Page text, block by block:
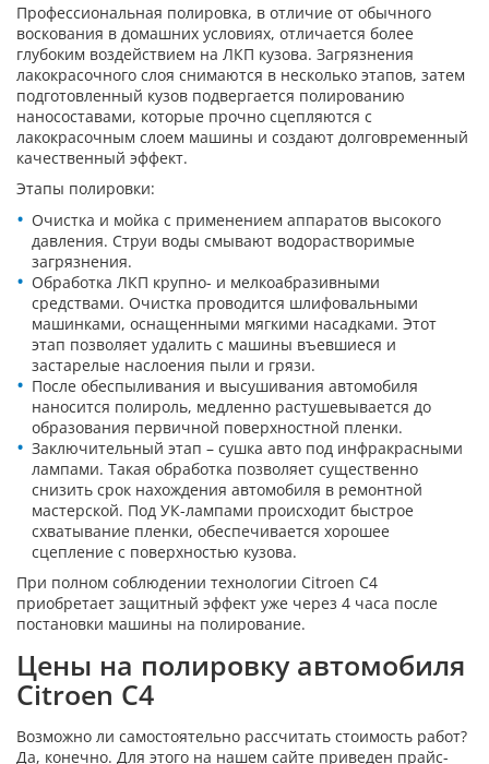
Профессиональная полировка, в отличие от обычного
воскования в домашних условиях, отличается более
глубоким воздействием на ЛКП кузова. Загрязнения
лакокрасочного слоя снимаются в несколько этапов, затем
подготовленный кузов подвергается полированию
наносоставами, которые прочно сцепляются с
лакокрасочным слоем машины и создают долговременный
качественный эффект.
Этапы полировки:
Очистка и мойка с применением аппаратов высокого
давления. Струи воды смывают водорастворимые
загрязнения.
Обработка ЛКП крупно- и мелкоабразивными
средствами. Очистка проводится шлифовальными
машинками, оснащенными мягкими насадками. Этот
этап позволяет удалить с машины въевшиеся и
застарелые наслоения пыли и грязи.
После обеспыливания и высушивания автомобиля
наносится полироль, медленно растушевывается до
образования первичной поверхностной пленки.
Заключительный этап – сушка авто под инфракрасными
лампами. Такая обработка позволяет существенно
снизить срок нахождения автомобиля в ремонтной
мастерской. Под УК-лампами происходит быстрое
схватывание пленки, обеспечивается хорошее
сцепление с поверхностью кузова.
При полном соблюдении технологии Citroen C4
приобретает защитный эффект уже через 4 часа после
постановки машины на полирование.
Цены на полировку автомобиля
Citroen C4
Возможно ли самостоятельно рассчитать стоимость работ?
Да, конечно. Для этого на нашем сайте приведен прайс-